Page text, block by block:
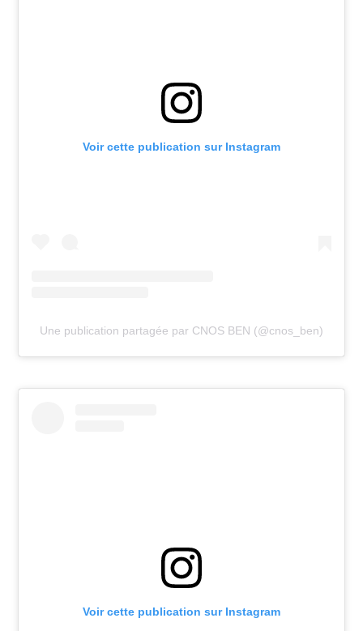
Voir cette publication sur Instagram
Une publication partagée par CNOS BEN (@cnos_ben)
Voir cette publication sur Instagram